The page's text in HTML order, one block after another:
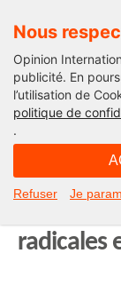
Nous
Opinion
publicité. En
l’utilisation de
politique de
.
Refuser Je
Signons
radicales